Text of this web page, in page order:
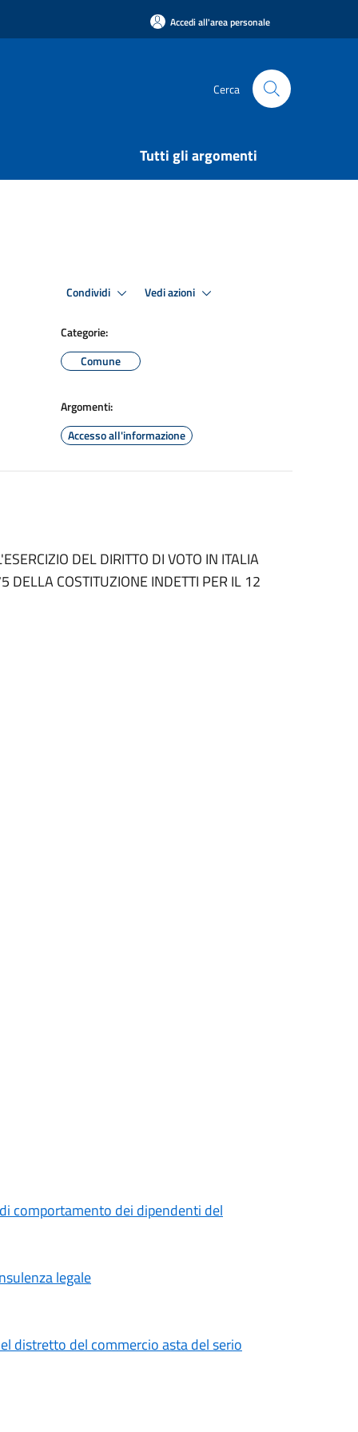
Accedi all'area personale
Cerca
Tutti gli argomenti
Condividi Vedi azioni
Categorie:
Comune
Argomenti:
Accesso all'informazione
DEL DIRITTO DI VOTO IN ITALIA
DELLA COSTITUZIONE INDETTI PER IL 12
comportamento dei dipendenti del
legale
distretto del commercio asta del serio